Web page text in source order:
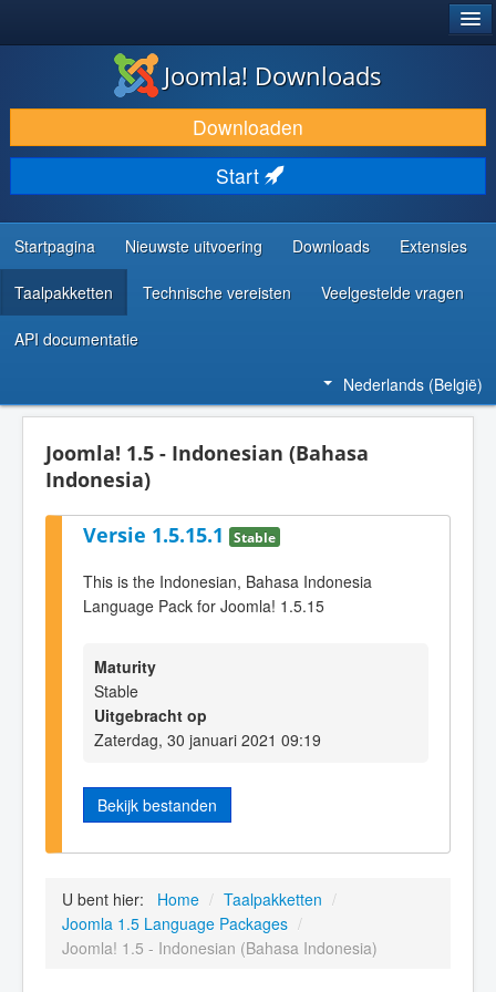
DOWNLOAD & BREID UIT
ONTDEK & LEER
COMMUNITY & ONDERSTEUNING
ONTWIKKELAARSBRONNEN
Joomla! Downloads
Downloaden
Start
Startpagina Nieuwste uitvoering Downloads Extensies
Taalpakketten Technische vereisten Veelgestelde vragen
API documentatie
Nederlands (België)
Joomla! 1.5 - Indonesian (Bahasa
Indonesia)
Versie 1.5.15.1 Stable
This is the Indonesian, Bahasa Indonesia
Language Pack for Joomla! 1.5.15
Maturity
Stable
Uitgebracht op
Zaterdag, 30 januari 2021 09:19
Bekijk bestanden
U bent hier: Home / Taalpakketten /
Joomla 1.5 Language Packages /
Joomla! 1.5 - Indonesian (Bahasa Indonesia)